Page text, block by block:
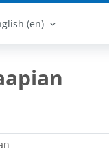
‎(en)‎